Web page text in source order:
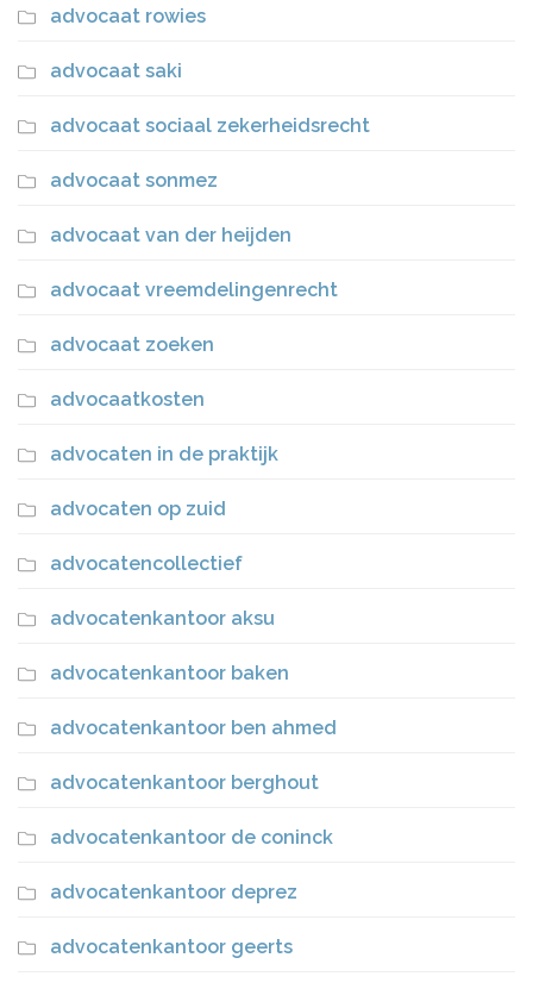
advocaat rowies
advocaat saki
advocaat sociaal zekerheidsrecht
advocaat sonmez
advocaat van der heijden
advocaat vreemdelingenrecht
advocaat zoeken
advocaatkosten
advocaten in de praktijk
advocaten op zuid
advocatencollectief
advocatenkantoor aksu
advocatenkantoor baken
advocatenkantoor ben ahmed
advocatenkantoor berghout
advocatenkantoor de coninck
advocatenkantoor deprez
advocatenkantoor geerts